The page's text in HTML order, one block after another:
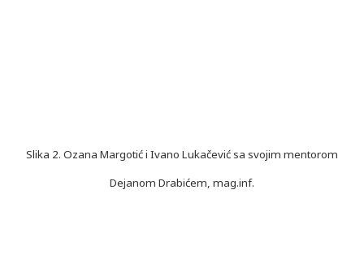
Slika 2. Ozana Margotić i Ivano Lukačević sa svojim mentorom
Dejanom Drabićem, mag.inf.